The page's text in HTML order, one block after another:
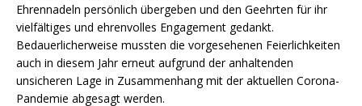
Ehrennadeln persönlich übergeben und den Geehrten für ihr
vielfältiges und ehrenvolles Engagement gedankt.
Bedauerlicherweise mussten die vorgesehenen Feierlichkeiten
auch in diesem Jahr erneut aufgrund der anhaltenden
unsicheren Lage in Zusammenhang mit der aktuellen Corona-
Pandemie abgesagt werden.